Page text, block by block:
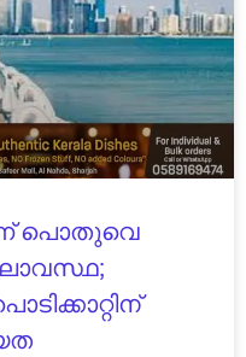
പൊതുവെ